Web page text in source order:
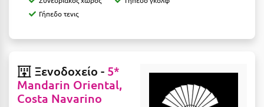
Ευρυτανία
Ζ
Ζαγοροχώρια
Ζάκυνθος
Γήπεδο τενις
Ξενοδοχείο - 5*
Mandarin Oriental,
Costa Navarino